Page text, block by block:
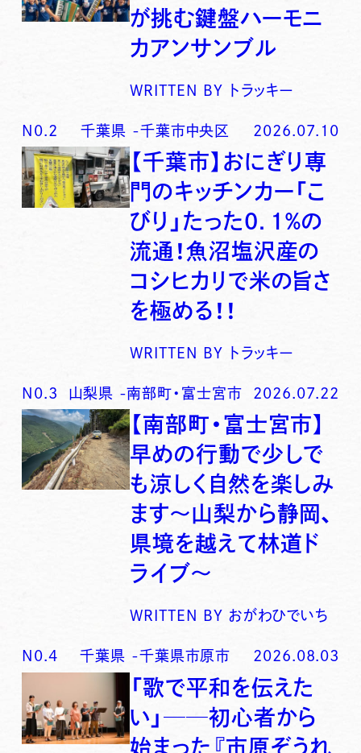
が挑む鍵盤ハーモニ
カアンサンブル
WRITTEN BY トラッキー
N0. 2 千葉県 -千葉市中央区 2026.07.10
【千葉市】おにぎり専
門のキッチンカー「こ
びり」たった0．1％の
流通！魚沼塩沢産の
コシヒカリで米の旨さ
を極める！！
WRITTEN BY トラッキー
N0. 3 山梨県 -南部町・富士宮市 2026.07.22
【南部町・富士宮市】
早めの行動で少しで
も涼しく自然を楽しみ
ます〜山梨から静岡、
県境を越えて林道ド
ライブ〜
WRITTEN BY おがわひでいち
N0. 4 千葉県 -千葉県市原市 2026.08.03
「歌で平和を伝えた
い」──初心者から
始まった『市原ぞうれ